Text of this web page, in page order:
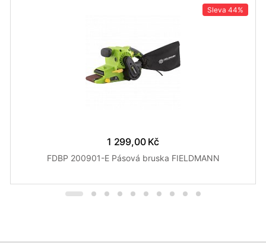
Sleva 44%
1 299,00 Kč
FDBP 200901-E Pásová bruska FIELDMANN